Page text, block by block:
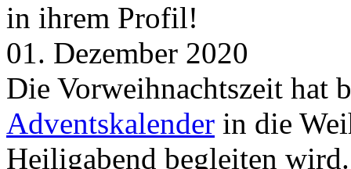
in ihrem Profil!
01. Dezember 2020
Die Vorweihnachtszeit hat
Adventskalender in die
Heiligabend begleiten